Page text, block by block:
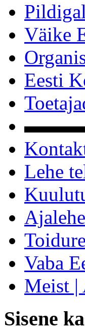
Väike
Eesti
Lehe
Vaba
Meist |
Sisene